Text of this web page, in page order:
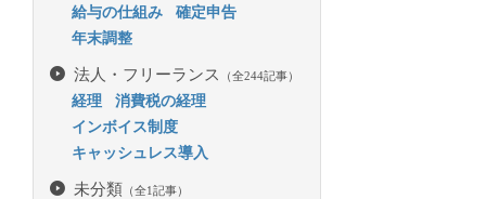
給与の仕組み
確定申告
年末調整
法人・フリーランス （全244記事）
経理
消費税の経理
インボイス制度
キャッシュレス導入
未分類 （全1記事）